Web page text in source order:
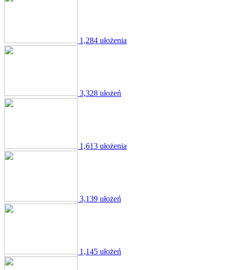
1,284 ułożenia
3,328 ułożeń
1,613 ułożenia
3,139 ułożeń
1,145 ułożeń